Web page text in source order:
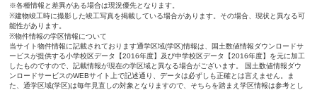
※各種情報と差異がある場合は現況優先となります。
※建物竣工時に撮影した竣工写真を掲載している場合があります。その場合、現状と異なる可
能性があります。
※物件情報の学区情報について
当サイト物件情報に記載されております通学区域(学区)情報は、国土数値情報ダウンロードサ
ービスが提供する小学校区データ【2016年度】及び中学校区データ【2016年度】を元に加工
したものですので、記載情報が現在の学区域と異なる場合がございます。 国土数値情報ダウ
ンロードサービスのWEBサイト上で記述通り、データは必ずしも正確とは言えません。ま
た、通学区域(学区)は毎年見直しの対象となりますので、そちらを踏まえ学区情報は参考とし